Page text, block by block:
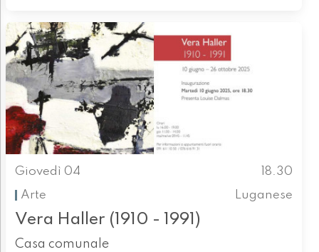
Giovedì 04
18.30
Arte
Luganese
Vera Haller (1910 - 1991)
Casa comunale